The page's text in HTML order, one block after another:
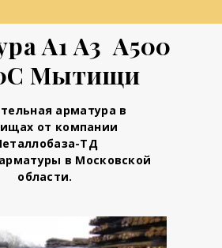
А1 А3 А500
Мытищи
арматура в
от компании
ТД
в Московской
области.